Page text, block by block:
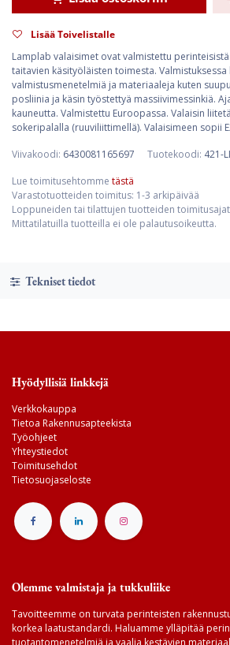
Lisää Toivelistalle
Lamplab valaisimet ovat valmistettu
taitavien käsityöläisten toimesta.
valmistusmenetelmiä ja materiaaleja kuten
posliinia ja käsin työstettyä massiivimessinkiä.
kauneutta. Valmistettu Euroopassa. Valaisin
sokeripalalla (ruuviliittimellä). Valaisimeen sopii
Viivakoodi: 6430081165697 Tuotekoodi: 421-
Lue toimitusehtomme tästä
Varastotuotteiden toimitus: 1-3 arkipäivää
Loppuneiden tai tilattujen tuotteiden
Mittatilatuilla tuotteilla ei ole palautusoikeutta.
Tekniset tiedot
Hyödyllisiä linkkejä
Verkkokauppa
Tietoa Rakennusapteekista
Työohjeet
Yhteystiedot
Toimitusehdot
Tietosuojaseloste
Olemme valmistaja ja tukkuliike
Tavoitteemme on turvata perinteisten
korkea laatustandardi. Haluamme ylläpitää
tuotantomenetelmiä ja vaalia kestävien